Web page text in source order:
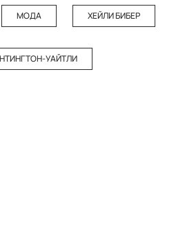
МОДА ХЕЙЛИ БИБЕР
УАЙТЛИ